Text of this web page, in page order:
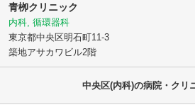
青栁クリニック
内科, 循環器科
東京都中央区明石町11-3
築地アサカワビル2階
中央区(内科)の病院・クリ